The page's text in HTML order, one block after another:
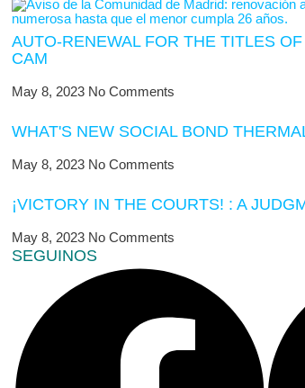
AUTO-RENEWAL FOR THE TITLES
CAM
May 8, 2023 No Comments
WHAT'S NEW SOCIAL BOND
May 8, 2023 No Comments
¡VICTORY IN THE COURTS! : A
May 8, 2023 No Comments
SEGUINOS